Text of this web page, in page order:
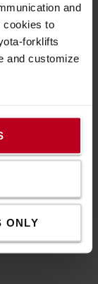
and
cookies to
forklifts
and customize
ONLY